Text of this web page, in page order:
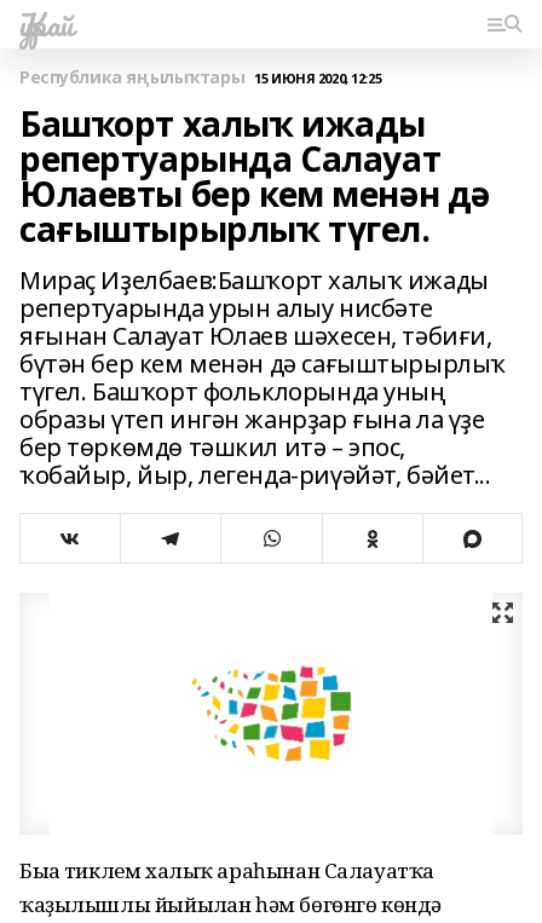
Ҡурай
Республика яңылыҡтары 15 ИЮНЯ 2020, 12:25
Башҡорт халыҡ ижады
репертуарында Салауат
Юлаевты бер кем менән дә
сағыштырырлыҡ түгел.
Мираҫ Иҙелбаев:Башҡорт халыҡ ижады
репертуарында урын алыу нисбәте
яғынан Салауат Юлаев шәхесен, тәбиғи,
бүтән бер кем менән дә сағыштырырлыҡ
түгел. Башҡорт фольклорында уның
образы үтеп ингән жанрҙар ғына ла үҙе
бер төркөмдө тәшкил итә – эпос,
ҡобайыр, йыр, легенда-риүәйәт, бәйет...
Быға тиклем халыҡ араһынан Салауатҡа
ҡаҙылышлы йыйылған һәм бөгөнгө көндә